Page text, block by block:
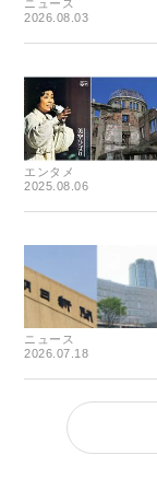
ニュース
2026.08.03
エンタメ
2025.08.06
ニュース
2026.07.18